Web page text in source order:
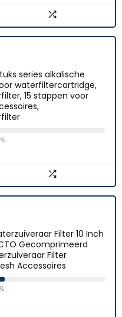
series alkalische
waterfiltercartridge,
15 stappen voor
Filter 10 Inch
Gecomprimeerd
Filter
Accessoires